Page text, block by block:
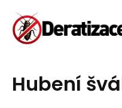
Hubení